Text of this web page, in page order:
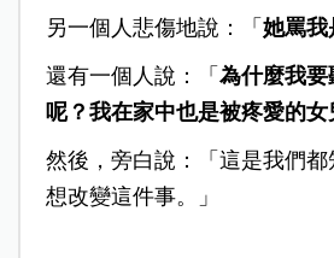
另一個人悲傷地說：「 她罵我
還有一個人說：「 為什麼我
呢？我在家中也是被疼愛的女
然後，旁白說：「這是我們
想改變這件事。」